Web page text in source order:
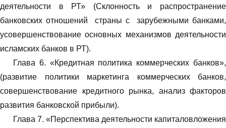
деятельности в РТ» (Склонность и распространение
банковских отношений страны с зарубежными банками,
усовершенствование основных механизмов деятельности
исламских банков в РТ).
Глава 6. «Кредитная политика коммерческих банков»,
(развитие политики маркетинга коммерческих банков,
совершенствование кредитного рынка, анализ факторов
развития банковской прибыли).
Глава 7. «Перспектива деятельности капиталовложения